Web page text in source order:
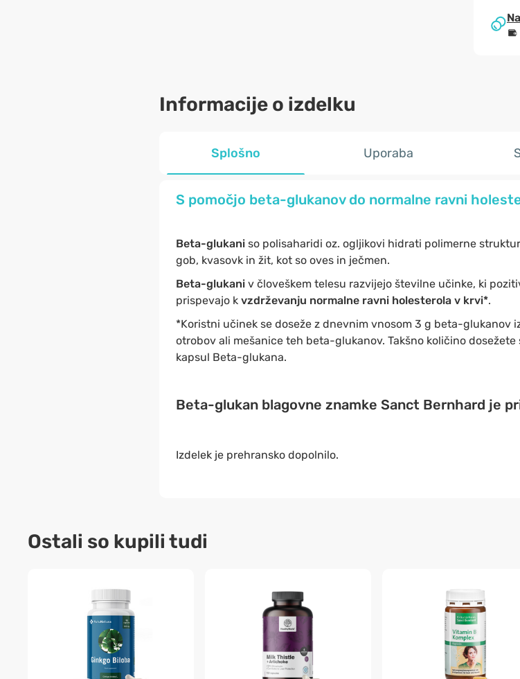
Informacije o izdelku
Splošno Uporaba
S pomočjo beta-glukanov do normalne ravni
Beta-glukani so polisaharidi oz. ogljikovi hidrati polimerne
gob, kvasovk in žit, kot so oves in ječmen.
Beta-glukani v človeškem telesu razvijejo številne učinke, ki
prispevajo k vzdrževanju normalne ravni holesterola v krvi*.
*Koristni učinek se doseže z dnevnim vnosom 3 g beta-glukanov
otrobov ali mešanice teh beta-glukanov. Takšno količino
kapsul Beta-glukana.
Beta-glukan blagovne znamke Sanct Bernhard je
Izdelek je prehransko dopolnilo.
Ostali so kupili tudi